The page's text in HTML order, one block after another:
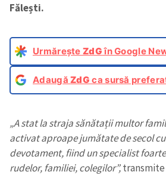
Fălești.
Urmărește ZdGîn Google
AdaugăZdG ca sursă
„A stat la straja sănătații multor
activat aproape jumătate de secol
devotament, fiind un specialist
rudelor, familiei, colegilor”,